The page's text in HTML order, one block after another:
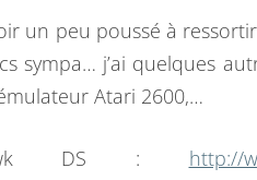
un peu poussé à
sympa… j’ai quelques
Atari 2600,…
DS : http://